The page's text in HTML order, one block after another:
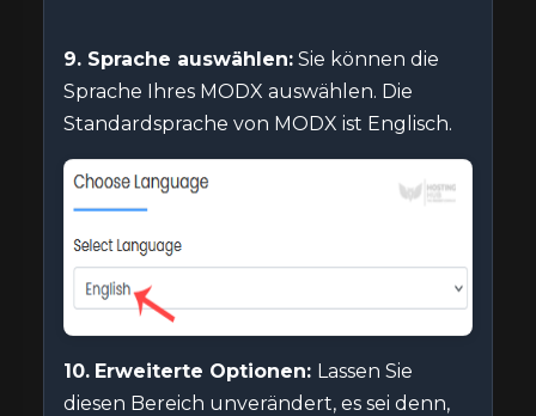
9. Sprache auswählen: Sie können die
Sprache Ihres MODX auswählen. Die
Standardsprache von MODX ist Englisch.
10. Erweiterte Optionen: Lassen Sie
diesen Bereich unverändert, es sei denn,